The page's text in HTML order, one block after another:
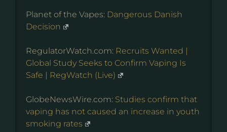
Planet of the Vapes: Dangerous Danish
Decision
RegulatorWatch.com: Recruits Wanted |
Global Study Seeks to Confirm Vaping Is
Safe | RegWatch (Live)
GlobeNewsWire.com: Studies confirm that
vaping has not caused an increase in youth
smoking rates